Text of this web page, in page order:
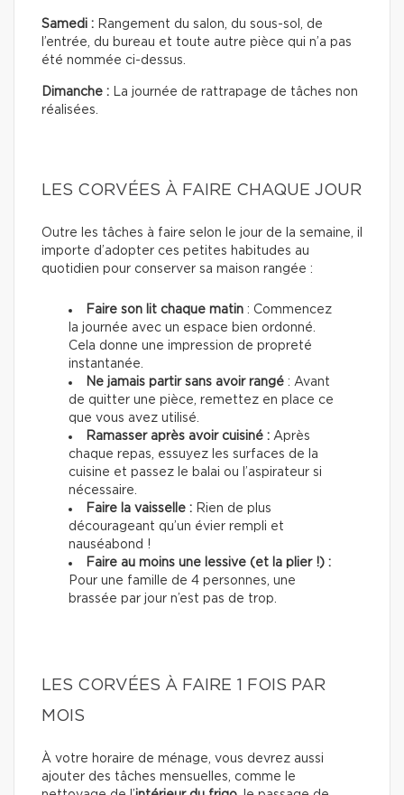
Samedi : Rangement du salon, du sous-sol, de
l’entrée, du bureau et toute autre pièce qui n’a pas
été nommée ci-dessus.
Dimanche : La journée de rattrapage de tâches non
réalisées.
LES CORVÉES À FAIRE CHAQUE JOUR
Outre les tâches à faire selon le jour de la semaine, il
importe d’adopter ces petites habitudes au
quotidien pour conserver sa maison rangée :
Faire son lit chaque matin : Commencez
la journée avec un espace bien ordonné.
Cela donne une impression de propreté
instantanée.
Ne jamais partir sans avoir rangé : Avant
de quitter une pièce, remettez en place ce
que vous avez utilisé.
Ramasser après avoir cuisiné : Après
chaque repas, essuyez les surfaces de la
cuisine et passez le balai ou l’aspirateur si
nécessaire.
Faire la vaisselle : Rien de plus
décourageant qu’un évier rempli et
nauséabond !
Faire au moins une lessive (et la plier !) :
Pour une famille de 4 personnes, une
brassée par jour n’est pas de trop.
LES CORVÉES À FAIRE 1 FOIS PAR
MOIS
À votre horaire de ménage, vous devrez aussi
ajouter des tâches mensuelles, comme le